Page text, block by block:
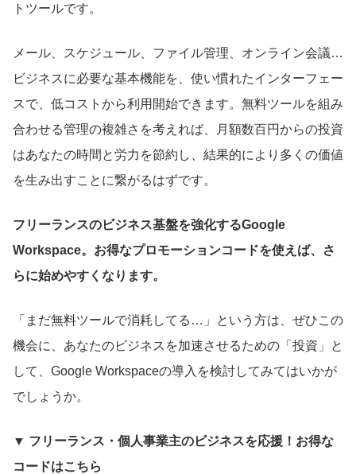
トツールです。
メール、スケジュール、ファイル管理、オンライン会議…
ビジネスに必要な基本機能を、使い慣れたインターフェー
スで、低コストから利用開始できます。無料ツールを組み
合わせる管理の複雑さを考えれば、月額数百円からの投資
はあなたの時間と労力を節約し、結果的により多くの価値
を生み出すことに繋がるはずです。
フリーランスのビジネス基盤を強化するGoogle
Workspace。お得なプロモーションコードを使えば、さ
らに始めやすくなります。
「まだ無料ツールで消耗してる…」という方は、ぜひこの
機会に、あなたのビジネスを加速させるための「投資」と
して、Google Workspaceの導入を検討してみてはいかが
でしょうか。
▼ フリーランス・個人事業主のビジネスを応援！お得な
コードはこちら